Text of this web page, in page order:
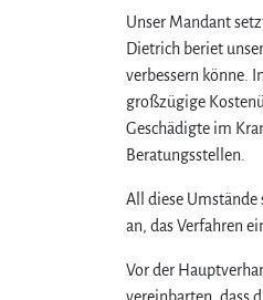
Unser Mandant
Dietrich beriet
verbessern könne.
großzügige
Geschädigte im
Beratungsstellen.
All diese
an, das Verfahren
Vor der